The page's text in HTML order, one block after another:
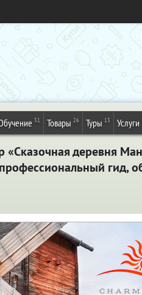
31 Товары 26 Туры 13 Услуги
«Сказочная деревня
гид,